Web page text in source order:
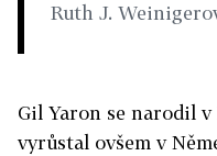
Ruth J.
Gil Yaron se narodil
vyrůstal ovšem v